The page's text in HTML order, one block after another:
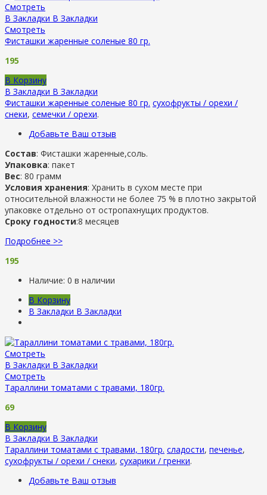
Смотреть
В Закладки В Закладки
Смотреть
Фисташки жаренные соленые 80 гр.
195
В Корзину
В Закладки В Закладки
Фисташки жаренные соленые 80 гр. сухофрукты / орехи /
снеки, семечки / орехи.
Добавьте Ваш отзыв
Состав: Фисташки жаренные,соль.
Упаковка: пакет
Вес: 80 грамм
Условия хранения: Хранить в сухом месте при
относительной влажности не более 75 % в плотно закрытой
упаковке отдельно от остропахнущих продуктов.
Сроку годности:8 месяцев
Подробнее >>
195
Наличие: 0 в наличии
В Корзину
В Закладки В Закладки
Смотреть
В Закладки В Закладки
Смотреть
Тараллини томатами с травами, 180гр.
69
В Корзину
В Закладки В Закладки
Тараллини томатами с травами, 180гр. сладости, печенье,
сухофрукты / орехи / снеки, сухарики / гренки.
Добавьте Ваш отзыв